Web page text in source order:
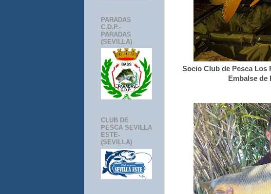
Socio Club de Pesca Los
Embalse de
PARADAS
C.D.P.-
PARADAS
(SEVILLA)
CLUB DE
PESCA SEVILLA
ESTE-
(SEVILLA)